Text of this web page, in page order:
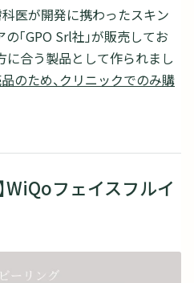
科医が開発に携わったスキン
「GPO Srl社」が販売してお
に合う製品として作られまし
のため、クリニックでのみ購
WiQoフェイスフルイ